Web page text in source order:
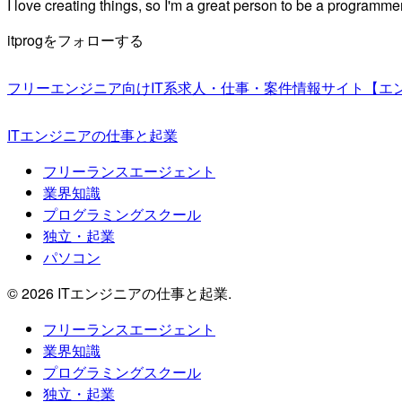
I love creating things, so I'm a great person to be a
itprogをフォローする
フリーエンジニア向けIT系求人・仕事・案件情報サイト【エ
ITエンジニアの仕事と起業
フリーランスエージェント
業界知識
プログラミングスクール
独立・起業
パソコン
© 2026 ITエンジニアの仕事と起業.
フリーランスエージェント
業界知識
プログラミングスクール
独立・起業